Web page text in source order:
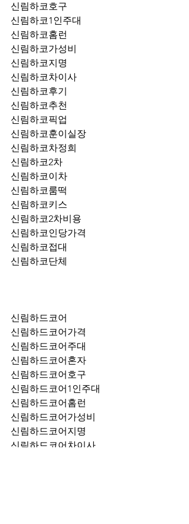
신림하코호구
신림하코1인주대
신림하코홈런
신림하코가성비
신림하코지명
신림하코차이사
신림하코후기
신림하코추천
신림하코훈이실장
신림하코차정희
신림하코2차
신림하코이차
신림하코룸떡
신림하코키스
신림하코2차비용
신림하코인당가격
신림하코접대
신림하코단체
신림하드코어
신림하드코어가격
신림하드코어주대
신림하드코어혼자
신림하드코어호구
신림하드코어1인주대
신림하드코어홈런
신림하드코어가성비
신림하드코어지명
신림하드코어차이사